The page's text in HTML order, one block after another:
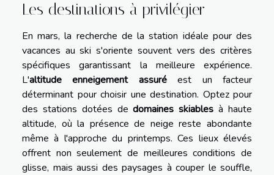
Les destinations à privilégier
En mars, la recherche de la station idéale pour des
vacances au ski s'oriente souvent vers des critères
spécifiques garantissant la meilleure expérience.
L'altitude enneigement assuréest un facteur
déterminant pour choisir une destination. Optez pour
des stations dotées dedomaines skiables à haute
altitude, où la présence de neige reste abondante
même à l'approche du printemps. Ces lieux élevés
offrent non seulement de meilleures conditions de
glisse, mais aussi des paysages à couper le souffle,